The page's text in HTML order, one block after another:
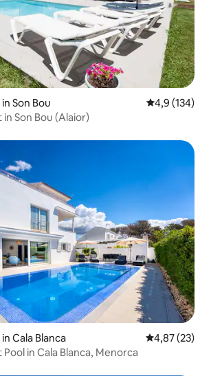
Son Bou
4,9 (134)
Son Bou (Alaior)
Cala Blanca
4,87 (23)
in Cala Blanca, Menorca